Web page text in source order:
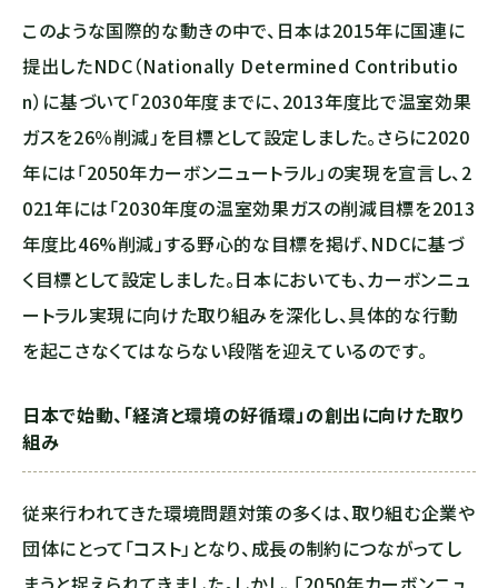
このような国際的な動きの中で、日本は2015年に国連に
提出したNDC（Nationally Determined Contributio
n）に基づいて「2030年度までに、2013年度比で温室効果
ガスを26％削減」を目標として設定しました。さらに2020
年には「2050年カーボンニュートラル」の実現を宣言し、2
021年には「2030年度の温室効果ガスの削減目標を2013
年度比46%削減」する野心的な目標を掲げ、NDCに基づ
く目標として設定しました。日本においても、カーボンニュ
ートラル実現に向けた取り組みを深化し、具体的な行動
を起こさなくてはならない段階を迎えているのです。
日本で始動、「経済と環境の好循環」の創出に向けた取り
組み
従来行われてきた環境問題対策の多くは、取り組む企業や
団体にとって「コスト」となり、成長の制約につながってし